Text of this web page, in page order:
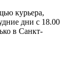
курьера,
дни с 18.00
в Санкт-